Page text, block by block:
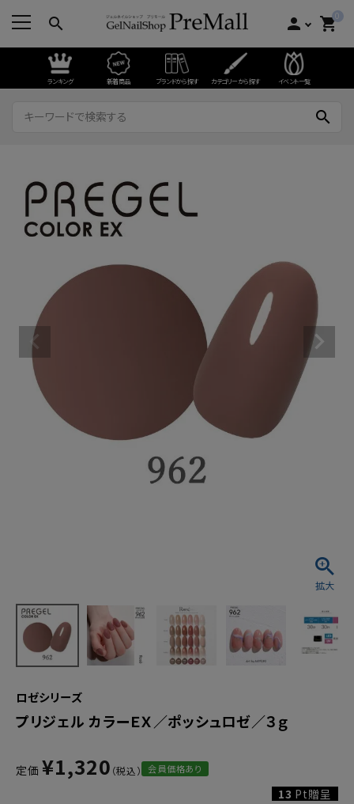
search person 0
shopping_cart
ランキング 新着商品 ブランドから探す カテゴリーから探す イベント一覧
search
ロゼシリーズ
プリジェル カラーＥＸ／ポッシュロゼ／３ｇ
定価 ¥1,320 会員価格あり
13 Pt贈呈